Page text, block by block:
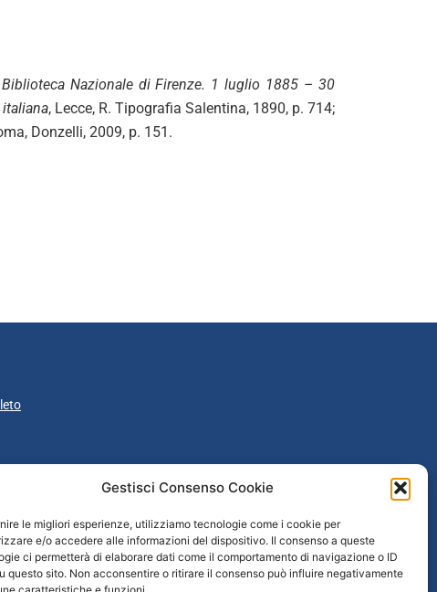
Gestisci Consenso Cookie
le migliori esperienze, utilizziamo tecnologie come i cookie per
e/o accedere alle informazioni del dispositivo. Il consenso a queste
ci permetterà di elaborare dati come il comportamento di navigazione o ID
questo sito. Non acconsentire o ritirare il consenso può influire negativamente
Nazionale di Firenze. 1 luglio 1885 – 30
, Lecce, R. Tipografia Salentina, 1890, p. 714;
Donzelli, 2009, p. 151.
dopoguerra
Italiana
/ Età repubblicana